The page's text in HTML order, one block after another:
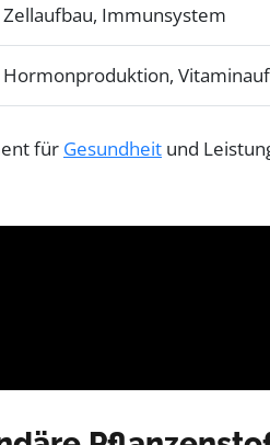
Zellaufbau, Immunsystem
Hormonproduktion,
für Gesundheit und